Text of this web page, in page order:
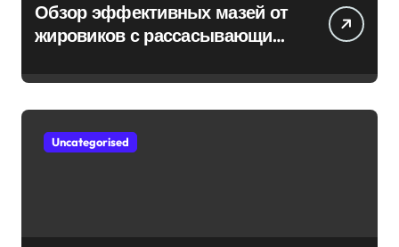
Обзор эффективных мазей от
жировиков с рассасывающим
Uncategorised